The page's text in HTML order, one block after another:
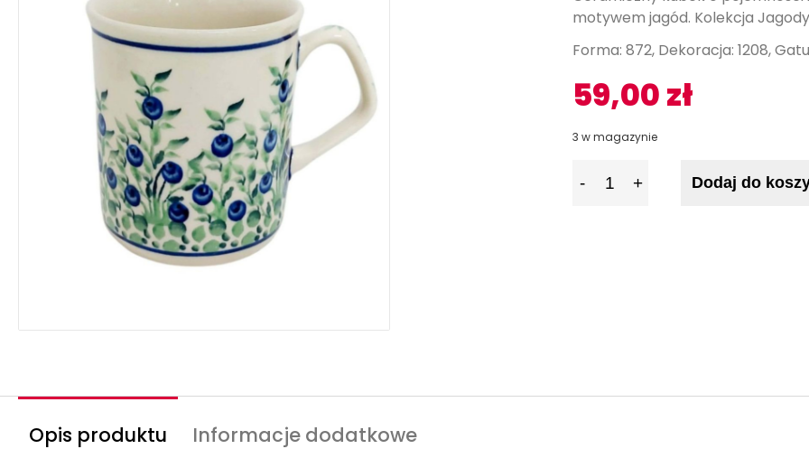
motywem jagód. Kolekcja
Forma: 872, Dekoracja: 1208,
59,00zł
3 w magazynie
Dodaj do
Opis produktu Informacje dodatkowe